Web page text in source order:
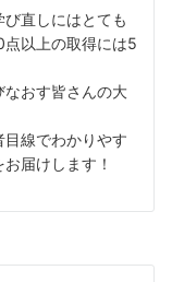
直しにはとても
以上の取得には5
なおす皆さんの大
線でわかりやす
届けします！